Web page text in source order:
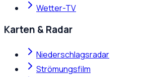
Wetter-TV
Karten & Radar
Niederschlagsradar
Strömungsfilm